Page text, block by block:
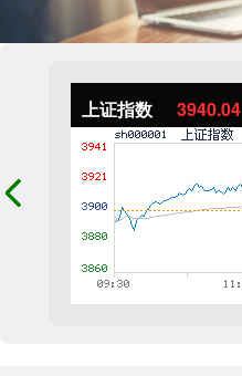
上证指数 3940.04